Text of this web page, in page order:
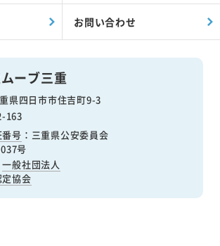
お客様の声
当社について
当社の強み